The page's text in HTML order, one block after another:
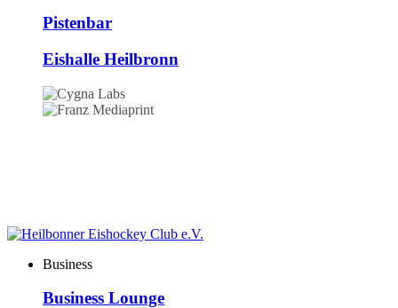
Pistenbar
Eishalle Heilbronn
Business
Business Lounge